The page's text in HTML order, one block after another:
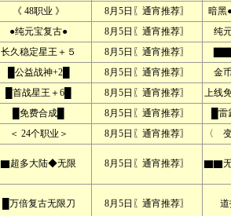
《 48职业 》 8月5日〖通宵推荐〗
暗黑
●纯元宝复古● 8月5日〖通宵推荐〗
纯
长久稳定星王＋５ 8月5日〖通宵推荐〗
█公益战神+2█ 8月5日〖通宵推荐〗
金
█首战星王＋6█ 8月5日〖通宵推荐〗
上线
█免费合成█ 8月5日〖通宵推荐〗
█
＜ 24个职业＞ 8月5日〖通宵推荐〗 〈
▇超多大陆◆无限 8月5日〖通宵推荐〗 ▇▇
█万倍复古无限刀 8月5日〖通宵推荐〗